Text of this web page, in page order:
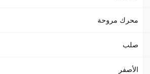
محرك مروحة
صلب
الأصفر